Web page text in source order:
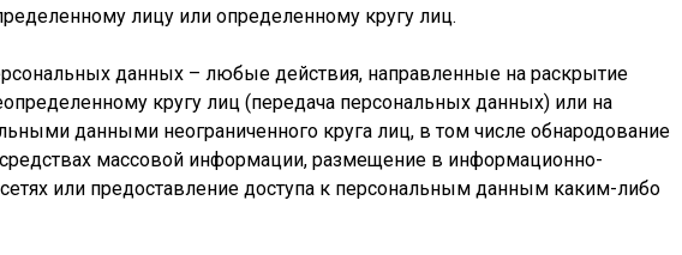
лицу или определенному кругу лиц.
данных – любые действия, направленные на раскрытие
кругу лиц (передача персональных данных) или на
данными неограниченного круга лиц, в том числе обнародование
массовой информации, размещение в информационно-
или предоставление доступа к персональным данным каким-либо